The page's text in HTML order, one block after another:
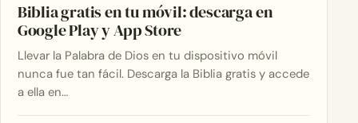
Biblia gratis en tu móvil: descarga en
Google Play y App Store
Llevar la Palabra de Dios en tu dispositivo móvil
nunca fue tan fácil. Descarga la Biblia gratis y accede
a ella en…